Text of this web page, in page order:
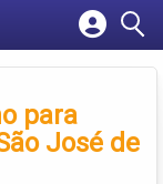
para
José de